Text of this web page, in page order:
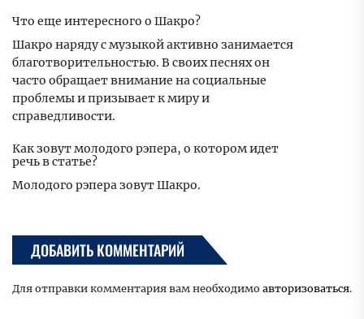
Что еще интересного о Шакро?
Шакро наряду с музыкой активно занимается
благотворительностью. В своих песнях он
часто обращает внимание на социальные
проблемы и призывает к миру и
справедливости.
Как зовут молодого рэпера, о котором идет
речь в статье?
Молодого рэпера зовут Шакро.
ДОБАВИТЬ КОММЕНТАРИЙ
Для отправки комментария вам необходимо авторизоваться.